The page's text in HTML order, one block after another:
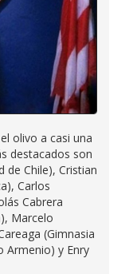
olivo a casi una
destacados son
de Chile), Cristian
Carlos
Cabrera
Marcelo
(Gimnasia
Armenio) y Enry